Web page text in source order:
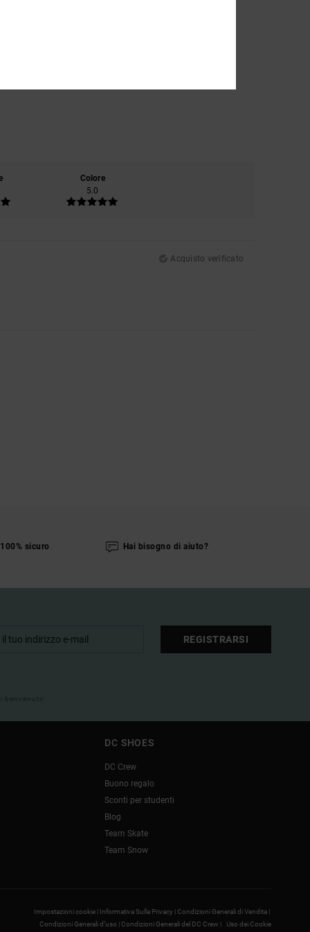
Colore
5.0
Acquisto verificato
sicuro Hai bisogno di aiuto?
REGISTRARSI
benvenuto
DC SHOES
DC Crew
Buono regalo
Sconti per studenti
Blog
Team Skate
Team Snow
Impostazioni cookie | Informativa Sulla Privacy |Condizioni Generali di Vendita |
Condizioni Generali d’uso |Condizioni Generali del DC Crew | Uso dei Cookie